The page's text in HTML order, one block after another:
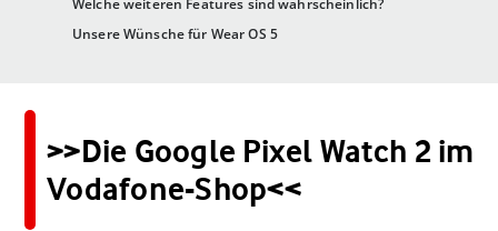
Welche weiteren Features sind wahrscheinlich?
Unsere Wünsche für Wear OS 5
>>Die Google Pixel Watch 2 im
Vodafone-Shop<<